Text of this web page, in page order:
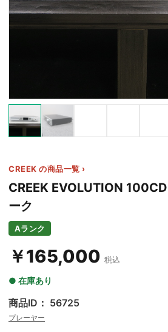
CREEK の商品一覧 ›
CREEK EVOLUTION
ーク
Aランク
￥165,000 税込
● 在庫あり
商品ID： 56725
プレーヤー